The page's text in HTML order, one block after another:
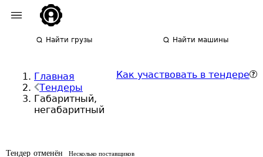
Найти грузы Найти машины
Главная
Тендеры
Габаритный,
негабаритный
Как участвовать в тендере
Тендер отменён Несколько поставщиков